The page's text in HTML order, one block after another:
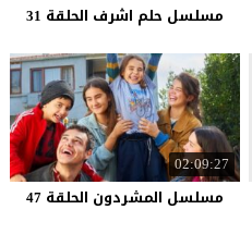
مسلسل حلم اشرف الحلقة 31
02:09:27
مسلسل المشردون الحلقة 47